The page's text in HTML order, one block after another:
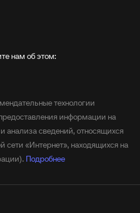
нам об этом:
технологии
информации на
анализа сведений, относящихся
сети «Интернет», находящихся на
Подробнее